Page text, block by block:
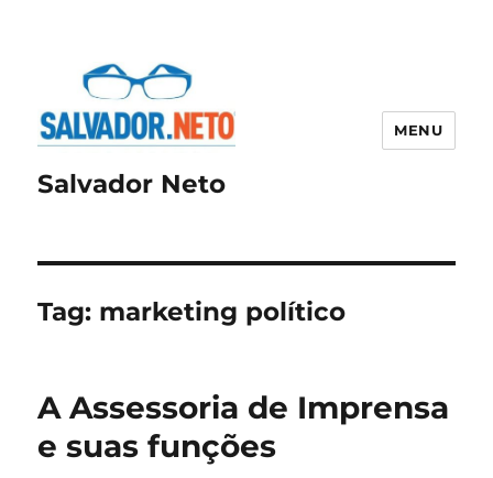
Salvador Neto
MENU
Tag: marketing político
A Assessoria de Imprensa
e suas funções